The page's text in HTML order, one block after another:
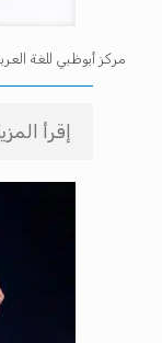
مركز أبوظبي للغة
إقرأ